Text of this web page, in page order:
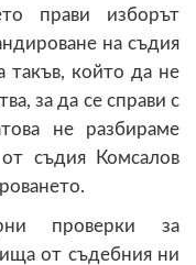
прави изборът
на съдия
такъв, който да не
за да се справи с
не разбираме
съдия Комсалов
проверки за
от съдебния ни